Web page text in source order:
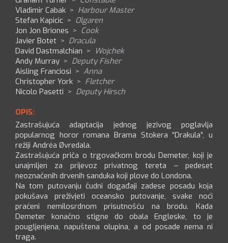
Vladimir Cabak > Harbour Master
Stefan Kapicic > Olgaren
Jon Jon Briones > Cook
Javier Botet > Dracula
David Dastmalchian > Wojchek
Andy Murray > Deputy Fisher
Aisling Franciosi > Anna
Christopher York > Fletcher
Nicolo Pasetti > Deputy Hirsch
OPIS:
Zastrašujuća adaptacija jednog jezivog poglavlja
popularnog horor romana Brama Stokera “Drakula”, u
režiji Andréa Øvredala.
Zastrašujuća priča o trgovačkom brodu Demeter, koji je
unajmljen za prijevoz privatnog tereta – pedeset
neoznačenih drvenih sanduka koji plove do Londona.
Na tom putovanju čudni događaji zadese posadu koja
pokušava preživjeti oceansko putovanje, svake noći
praćeni nemilosrdnom prisutnošću na brodu. Kada
Demeter konačno stigne do obala Engleske, to je
pougljenjena, napuštena olupina, a od posade nema ni
traga.